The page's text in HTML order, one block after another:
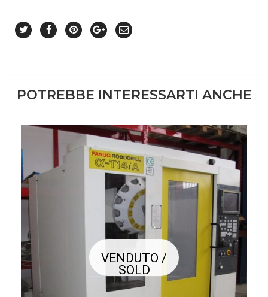
POTREBBE INTERESSARTI ANCHE
VENDUTO /
SOLD